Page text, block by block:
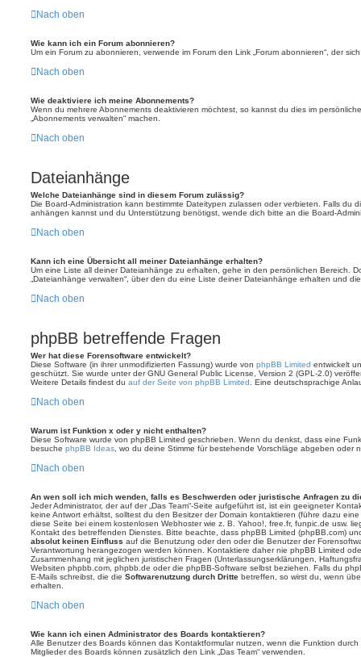
Nach oben
Wie kann ich ein Forum abonnieren?
Um ein Forum zu abonnieren, verwende im Forum den Link „Forum abonnieren“, der
Nach oben
Wie deaktiviere ich meine Abonnements?
Wenn du mehrere Abonnements deaktivieren möchtest, so kannst du dies im
„Abonnements verwalten“ machen.
Nach oben
Dateianhänge
Welche Dateianhänge sind in diesem Forum zulässig?
Die Board-Administration kann bestimmte Dateitypen zulassen oder verbieten. Falls du
anhängen kannst und du Unterstützung benötigst, wende dich bitte an die Board-
Nach oben
Kann ich eine Übersicht all meiner Dateianhänge erhalten?
Um eine Liste all deiner Dateianhänge zu erhalten, gehe in den persönlichen Bereich.
„Dateianhänge verwalten“, über den du eine Liste deiner Dateianhänge erhalten und
Nach oben
phpBB betreffende Fragen
Wer hat diese Forensoftware entwickelt?
Diese Software (in ihrer unmodifizierten Fassung) wurde von phpBB Limited entwickelt
geschützt. Sie wurde unter der GNU General Public License, Version 2 (GPL-2.0)
Weitere Details findest du auf der Seite von phpBB Limited . Eine deutschsprachige
Nach oben
Warum ist Funktion x oder y nicht enthalten?
Diese Software wurde von phpBB Limited geschrieben. Wenn du denkst, dass eine
besuche phpBB Ideas , wo du deine Stimme für bestehende Vorschläge abgeben oder
Nach oben
An wen soll ich mich wenden, falls es Beschwerden oder juristische Anfragen zu
Jeder Administrator, der auf der „Das Team“-Seite aufgeführt ist, ist ein geeigneter
keine Antwort erhältst, solltest du den Besitzer der Domain kontaktieren (führe dazu eine
diese Seite bei einem kostenlosen Webhoster wie z. B. Yahoo!, free.fr, funpic.de usw.
Kontakt des betreffenden Dienstes. Bitte beachte, dass phpBB Limited (phpBB.com)
absolut keinen Einfluss auf die Benutzung oder den oder die Benutzer der
Verantwortung herangezogen werden können. Kontaktiere daher nie phpBB Limited
Zusammenhang mit jeglichen juristischen Fragen (Unterlassungserklärungen,
Websiten phpbb.com, phpbb.de oder die phpBB-Software selbst beziehen. Falls du
E-Mails schreibst, die die Softwarenutzung durch Dritte betreffen, so wirst du, wenn
erhalten.
Nach oben
Wie kann ich einen Administrator des Boards kontaktieren?
Alle Benutzer des Boards können das Kontaktformular nutzen, wenn die Funktion
Mitglieder des Boards können zusätzlich den Link „Das Team“ verwenden.